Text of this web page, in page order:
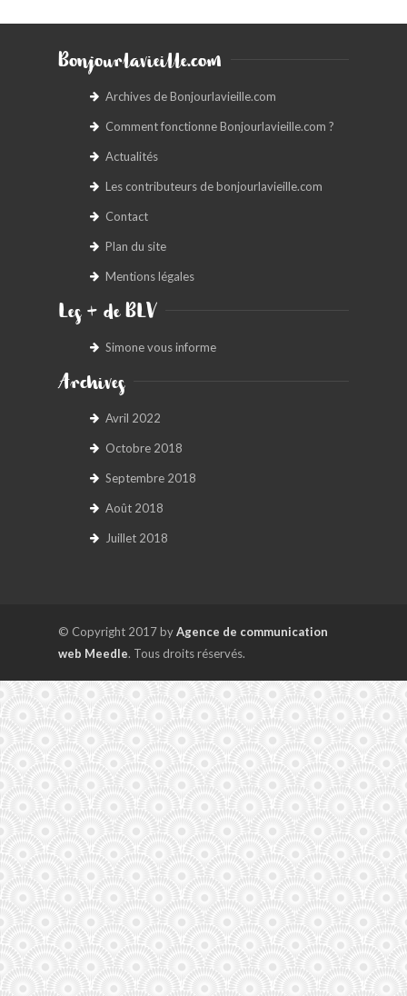
Bonjourlavieille.com
Archives de Bonjourlavieille.com
Comment fonctionne Bonjourlavieille.com ?
Actualités
Les contributeurs de bonjourlavieille.com
Contact
Plan du site
Mentions légales
Les + de BLV
Simone vous informe
Archives
Avril 2022
Octobre 2018
Septembre 2018
Août 2018
Juillet 2018
© Copyright 2017 byAgence de communication
web Meedle. Tous droits réservés.